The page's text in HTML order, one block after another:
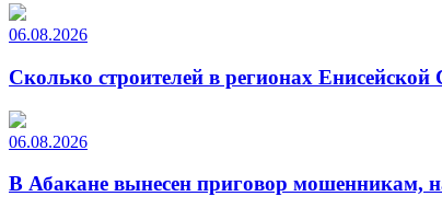
06.08.2026
Сколько строителей в регионах
06.08.2026
В Абакане вынесен приговор мошенникам,